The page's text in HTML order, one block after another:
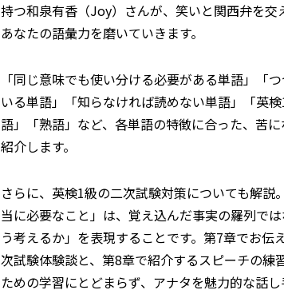
持つ和泉有香（Joy）さんが、笑いと関西弁を交
あなたの語彙力を磨いていきます。
「同じ意味でも使い分ける必要がある単語」「
いる単語」「知らなければ読めない単語」「英
語」「熟語」など、各単語の特徴に合った、苦
紹介します。
さらに、英検1級の二次試験対策についても解説
当に必要なこと」は、覚え込んだ事実の羅列で
う考えるか」を表現することです。第7章でお伝
次試験体験談と、第8章で紹介するスピーチの練
ための学習にとどまらず、アナタを魅力的な話